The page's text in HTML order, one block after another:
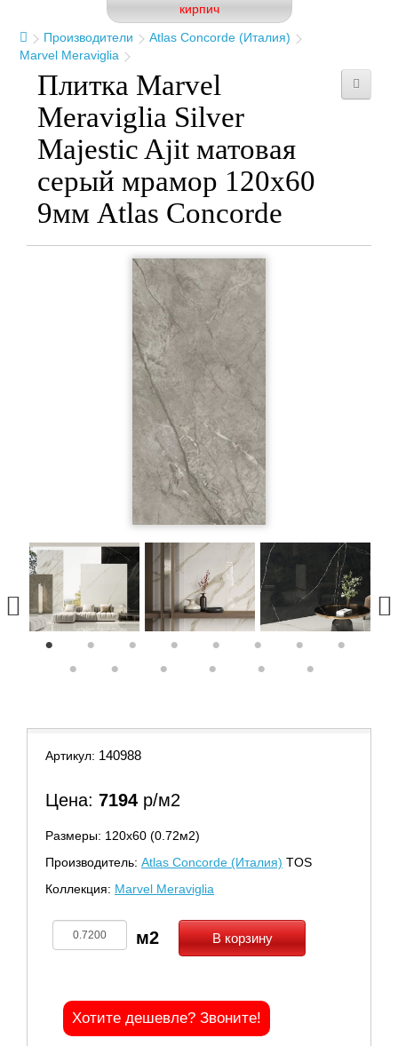
кирпич
Производители
Atlas Concorde (Италия)
Marvel Meraviglia
Плитка Marvel
Meraviglia Silver
Majestic Ajit матовая
серый мрамор 120x60
9мм Atlas Concorde
Артикул: 140988
Цена: 7194 р/м2
Размеры: 120х60 (0.72м2)
Производитель: Atlas Concorde (Италия) TOS
Коллекция: Marvel Meraviglia
В корзину
Хотите дешевле? Звоните!